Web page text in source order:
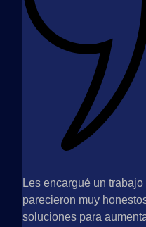
Les encargué un
parecieron muy
soluciones para